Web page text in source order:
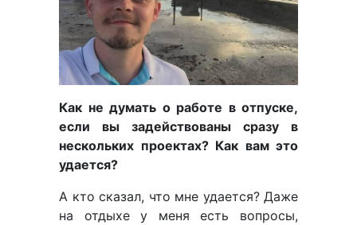
Как не думать о работе в отпуске,
если вы задействованы сразу в
нескольких проектах? Как вам это
удается?
А кто сказал, что мне удается? Даже
на отдыхе у меня есть вопросы,